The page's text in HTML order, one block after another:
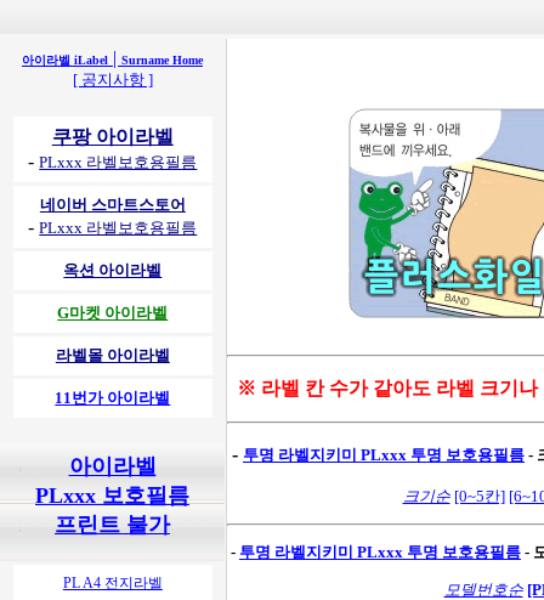
아이라벨 iLabel | Surname Home
[ 공지사항 ]
쿠팡 아이라벨
-PLxxx 라벨보호용필름
네이버 스마트스토어
-PLxxx 라벨보호용필름
옥션 아이라벨
G마켓 아이라벨
라벨몰 아이라벨
11번가 아이라벨
아이라벨
PLxxx 보호필름
프린트 불가
PL A4 전지라벨
※ 라벨 칸 수가 같아도 라벨 크기나
- 투명 라벨지키미 PLxxx 투명 보호용필름 -
크기순 [0~5칸]
- 투명 라벨지키미 PLxxx 투명 보호용필름 -
모델번호순